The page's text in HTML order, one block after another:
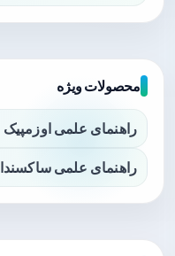
محصولات ویژه
راهنمای علمی اوزمپیک
راهنمای علمی ساکسندا